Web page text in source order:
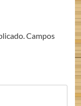
Campos